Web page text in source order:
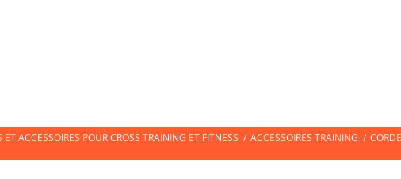
ACCESSOIRES POUR CROSS TRAINING ET FITNESS / ACCESSOIRES TRAINING /